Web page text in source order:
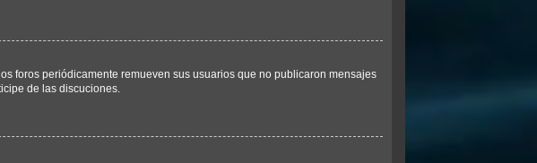
foros periódicamente remueven sus usuarios que no publicaron mensajes
de las discuciones.